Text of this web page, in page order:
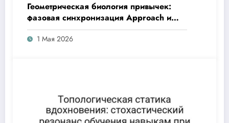
Геометрическая биология привычек:
фазовая синхронизация Approach и
выброса
1 Мая 2026